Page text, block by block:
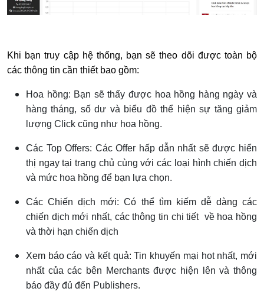
Khi bạn truy cập hệ thống, bạn sẽ theo dõi được toàn bộ
các thông tin cần thiết bao gồm:
Hoa hồng: Bạn sẽ thấy được hoa hồng hàng ngày và
hàng tháng, số dư và biểu đồ thể hiện sự tăng giảm
lượng Click cũng như hoa hồng.
Các Top Offers: Các Offer hấp dẫn nhất sẽ được hiển
thị ngay tại trang chủ cùng với các loại hình chiến dịch
và mức hoa hồng để bạn lựa chọn.
Các Chiến dịch mới: Có thể tìm kiếm dễ dàng các
chiến dịch mới nhất, các thông tin chi tiết về hoa hồng
và thời hạn chiến dịch
Xem báo cáo và kết quả: Tin khuyến mại hot nhất, mới
nhất của các bên Merchants được hiện lên và thông
báo đầy đủ đến Publishers.